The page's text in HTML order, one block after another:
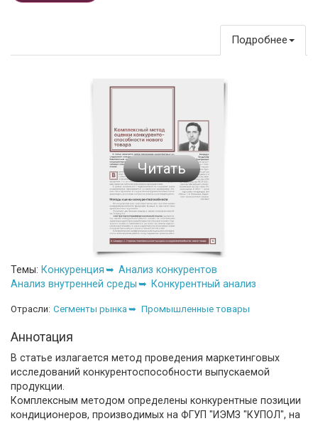
Подробнее
Читать
Темы: Конкуренция
Анализ конкурентов
Анализ внутренней среды
Конкурентный анализ
Отрасли: Сегменты рынка Промышленные товары
Аннотация
В статье излагается метод проведения маркетинговых
исследований конкурентоспособности выпускаемой
продукции.
Комплексным методом определены конкурентные позиции
кондиционеров, производимых на ФГУП "ИЭМЗ "КУПОЛ", на